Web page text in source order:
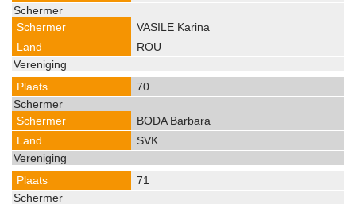
VASILE Karina
ROU
70
BODA Barbara
SVK
71